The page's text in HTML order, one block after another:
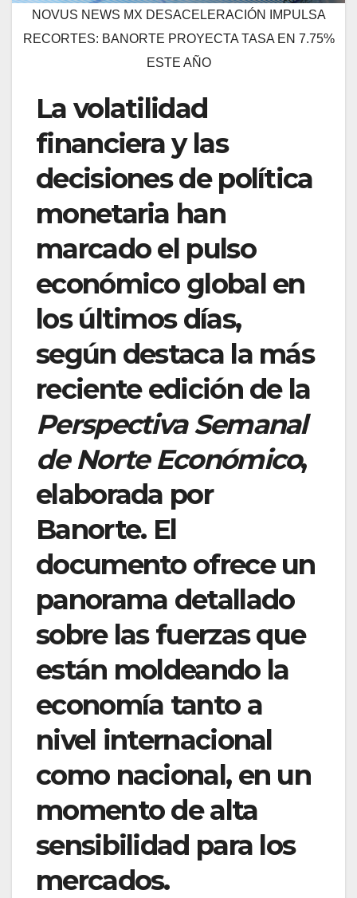
NOVUS NEWS MX DESACELERACIÓN IMPULSA
RECORTES: BANORTE PROYECTA TASA EN 7.75%
ESTE AÑO
La volatilidad
financiera y las
decisiones de política
monetaria han
marcado el pulso
económico global en
los últimos días,
según destaca la más
reciente edición de la
Perspectiva Semanal
de Norte Económico,
elaborada por
Banorte. El
documento ofrece un
panorama detallado
sobre las fuerzas que
están moldeando la
economía tanto a
nivel internacional
como nacional, en un
momento de alta
sensibilidad para los
mercados.